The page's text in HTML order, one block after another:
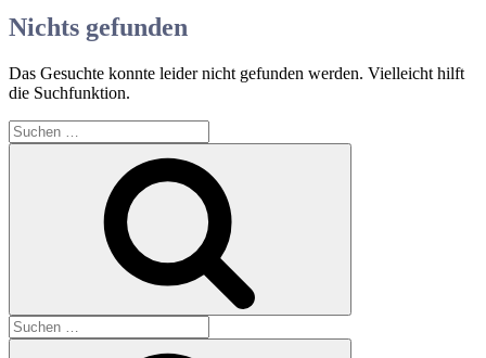
Nichts gefunden
Das Gesuchte konnte leider nicht gefunden werden. Vielleicht hilft
die Suchfunktion.
Suchen
nach:
Suchen
nach: